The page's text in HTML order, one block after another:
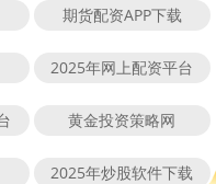
期货配资APP下载
2025年网上配资平台
黄金投资策略网
2025年炒股软件下载